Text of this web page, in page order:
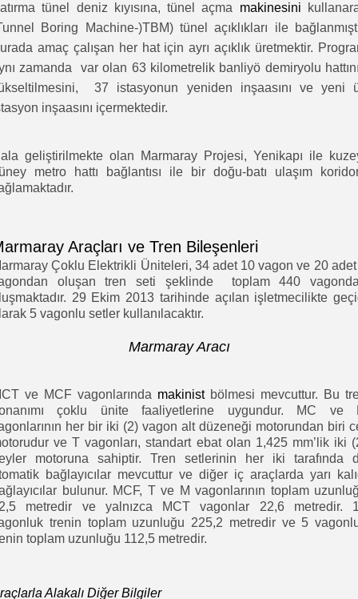
tünel deniz kıyısına, tünel açma makinesini
Boring Machine-)TBM) tünel açıklıkları ile
amaç çalışan her hat için ayrı açıklık üretmektir.
zamanda var olan 63 kilometrelik banliyö demiryolu
37 istasyonun yeniden inşaasını ve yeni
inşaasını içermektedir.
geliştirilmekte olan Marmaray Projesi, Yenikapı ile
metro hattı bağlantısı ile bir doğu-batı ulaşım
Araçları ve Tren Bileşenleri
Çoklu Elektrikli Üniteleri, 34 adet 10 vagon ve 20
oluşan tren seti şeklinde toplam 440
29 Ekim 2013 tarihinde açılan işletmecilikte
5 vagonlu setler kullanılacaktır.
Marmaray Aracı
ve MCF vagonlarında makinistbölmesi mevcuttur. Bu
çoklu ünite faaliyetlerine uygundur. MC ve
her bir iki (2) vagon alt düzeneği motorundan biri
ve T vagonları, standart ebat olan 1,425 mm’lik iki
motoruna sahiptir. Tren setlerinin her iki tarafında
bağlayıcılar mevcuttur ve diğer iç araçlarda yarı
bulunur. MCF, T ve M vagonlarının toplam
metredir ve yalnızca MCT vagonlar 22,6 metredir.
trenin toplam uzunluğu 225,2 metredir ve 5
toplam uzunluğu 112,5 metredir.
Alakalı Diğer Bilgiler